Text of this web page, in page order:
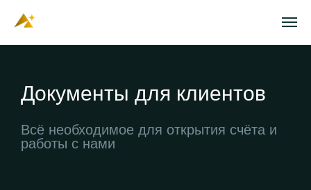
Документы для клиентов
Всё необходимое для открытия счёта и
работы с нами